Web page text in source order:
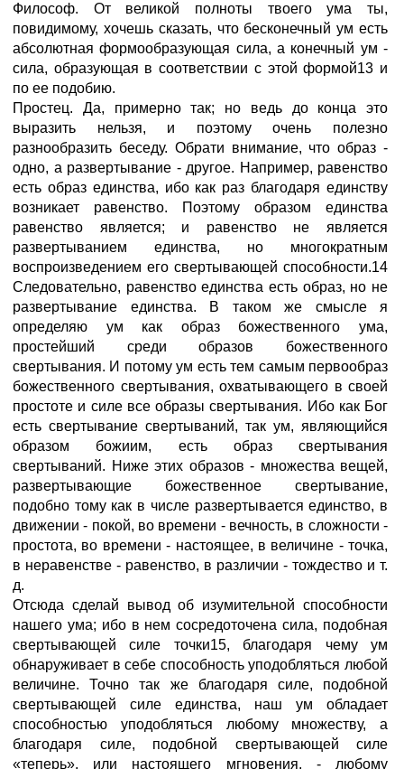
Философ. От великой полноты твоего ума ты,
повидимому, хочешь сказать, что бесконечный ум есть
абсолютная формообразующая сила, а конечный ум -
сила, образующая в соответствии с этой формой13 и
по ее подобию.
Простец. Да, примерно так; но ведь до конца это
выразить нельзя, и поэтому очень полезно
разнообразить беседу. Обрати внимание, что образ -
одно, а развертывание - другое. Например, равенство
есть образ единства, ибо как раз благодаря единству
возникает равенство. Поэтому образом единства
равенство является; и равенство не является
развертыванием единства, но многократным
воспроизведением его свертывающей способности.14
Следовательно, равенство единства есть образ, но не
развертывание единства. В таком же смысле я
определяю ум как образ божественного ума,
простейший среди образов божественного
свертывания. И потому ум есть тем самым первообраз
божественного свертывания, охватывающего в своей
простоте и силе все образы свертывания. Ибо как Бог
есть свертывание свертываний, так ум, являющийся
образом божиим, есть образ свертывания
свертываний. Ниже этих образов - множества вещей,
развертывающие божественное свертывание,
подобно тому как в числе развертывается единство, в
движении - покой, во времени - вечность, в сложности -
простота, во времени - настоящее, в величине - точка,
в неравенстве - равенство, в различии - тождество и т.
д.
Отсюда сделай вывод об изумительной способности
нашего ума; ибо в нем сосредоточена сила, подобная
свертывающей силе точки15, благодаря чему ум
обнаруживает в себе способность уподобляться любой
величине. Точно так же благодаря силе, подобной
свертывающей силе единства, наш ум обладает
способностью уподобляться любому множеству, а
благодаря силе, подобной свертывающей силе
«теперь», или настоящего мгновения, - любому